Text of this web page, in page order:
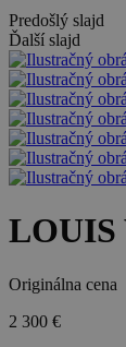
Predošlý slajd
Ďalší slajd
LOUIS
Originálna cena
2 300 €